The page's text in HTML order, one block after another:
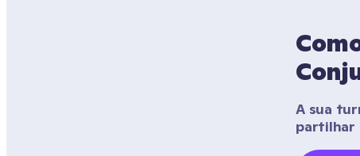
A sua
partilhar